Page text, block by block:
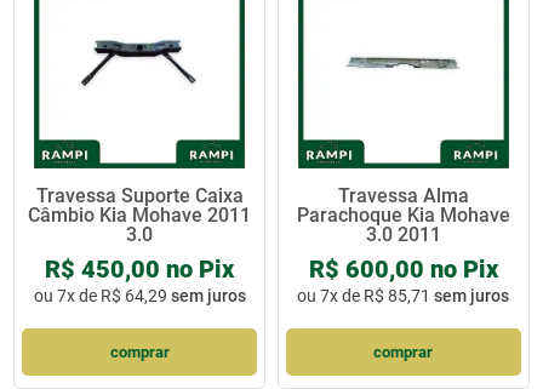
Travessa Suporte Caixa
Câmbio Kia Mohave 2011
3.0
R$ 450,00 no Pix
ou 7x de R$ 64,29 sem juros
comprar
Travessa Alma
Parachoque Kia Mohave
3.0 2011
R$ 600,00 no Pix
ou7x de R$ 85,71 sem juros
comprar